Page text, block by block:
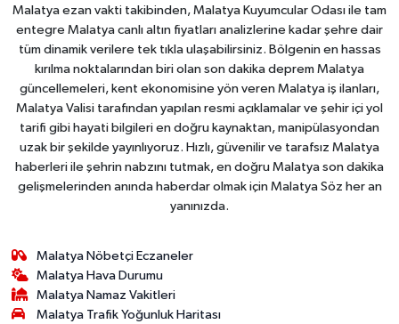
Malatya ezan vakti takibinden, Malatya Kuyumcular Odası ile tam
entegre Malatya canlı altın fiyatları analizlerine kadar şehre dair
tüm dinamik verilere tek tıkla ulaşabilirsiniz. Bölgenin en hassas
kırılma noktalarından biri olan son dakika deprem Malatya
güncellemeleri, kent ekonomisine yön veren Malatya iş ilanları,
Malatya Valisi tarafından yapılan resmi açıklamalar ve şehir içi yol
tarifi gibi hayati bilgileri en doğru kaynaktan, manipülasyondan
uzak bir şekilde yayınlıyoruz. Hızlı, güvenilir ve tarafsız Malatya
haberleri ile şehrin nabzını tutmak, en doğru Malatya son dakika
gelişmelerinden anında haberdar olmak için Malatya Söz her an
yanınızda.
Malatya Nöbetçi Eczaneler
Malatya Hava Durumu
Malatya Namaz Vakitleri
Malatya Trafik Yoğunluk Haritası